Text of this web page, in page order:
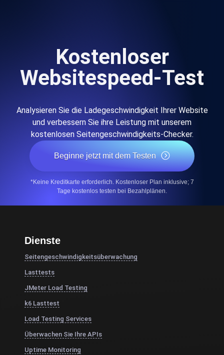
Kostenloser
Websitespeed-Test
Analysieren Sie die Ladegeschwindigkeit Ihrer Website
und verbessern Sie ihre Leistung mit unserem
kostenlosen Seitengeschwindigkeits-Checker.
Beginne jetzt mit dem Testen
*Keine Kreditkarte erforderlich. Kostenloser Plan inklusive; 7
Tage kostenlos testen bei Bezahlplänen.
Dienste
Seitengeschwindigkeitsüberwachung
Lasttests
JMeter Load Testing
k6 Lasttest
Load Testing Services
Überwachen Sie Ihre APIs
Uptime Monitoring